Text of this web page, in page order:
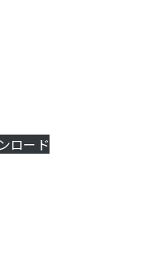
ロード